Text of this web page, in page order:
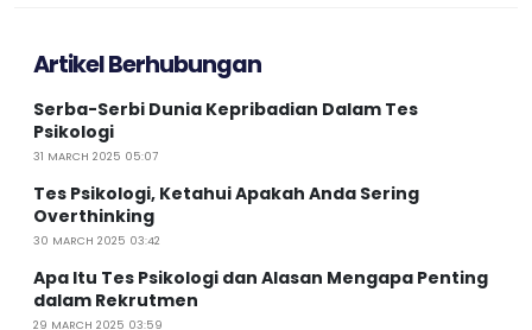
Artikel Berhubungan
Serba-Serbi Dunia Kepribadian Dalam Tes
Psikologi
31 MARCH 2025 05:07
Tes Psikologi, Ketahui Apakah Anda Sering
Overthinking
30 MARCH 2025 03:42
Apa Itu Tes Psikologi dan Alasan Mengapa Penting
dalam Rekrutmen
29 MARCH 2025 03:59